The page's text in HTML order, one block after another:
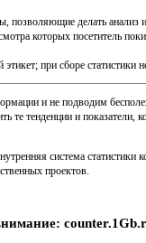
позволяющие делать анализ
которых посетитель
при сборе статистики
и не подводим
те тенденции и показатели,
система статистики
проектов.